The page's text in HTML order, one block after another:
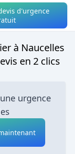
d'urgence
à Naucelles
en 2 clics
urgence